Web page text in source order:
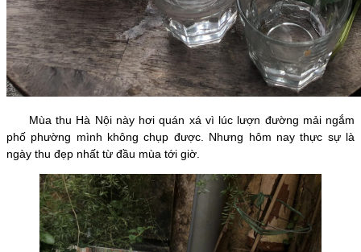
Mùa thu Hà Nội này hơi quán xá vì lúc lượn đường mải ngắm
phố phường mình không chụp được. Nhưng hôm nay thực sự là
ngày thu đẹp nhất từ đầu mùa tới giờ.